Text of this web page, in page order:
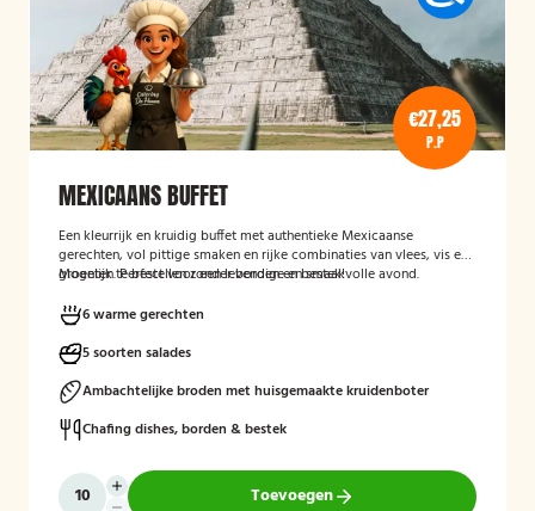
€27,25
P.P
MEXICAANS BUFFET
Een kleurrijk en kruidig buffet met authentieke Mexicaanse
gerechten, vol pittige smaken en rijke combinaties van vlees, vis en
groenten. Perfect voor een levendige en smaakvolle avond.
Mogelijk te bestellen zonder borden en bestek!
6 warme gerechten
5 soorten salades
Ambachtelijke broden met huisgemaakte kruidenboter
Chafing dishes, borden & bestek
Toevoegen